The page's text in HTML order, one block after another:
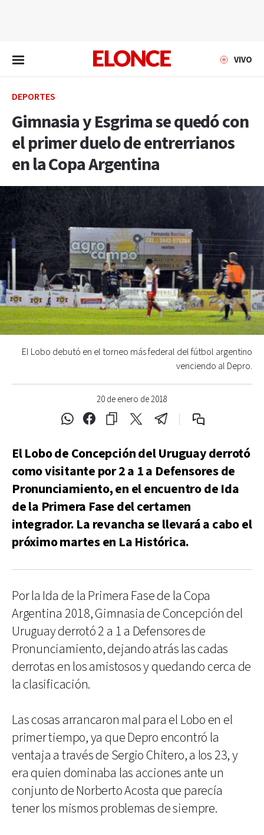
VIVO
DEPORTES
Gimnasia y Esgrima se quedó con
el primer duelo de entrerrianos
en la Copa Argentina
20 de enero de 2018
El Lobo debutó en el torneo más federal del fútbol argentino
venciendo al Depro.
El Lobo de Concepción del Uruguay derrotó
como visitante por 2 a 1 a Defensores de
Pronunciamiento, en el encuentro de Ida
de la Primera Fase del certamen
integrador. La revancha se llevará a cabo el
próximo martes en La Histórica.
Por la Ida de la Primera Fase de la Copa
Argentina 2018, Gimnasia de Concepción del
Uruguay derrotó 2 a 1 a Defensores de
Pronunciamiento, dejando atrás las cadas
derrotas en los amistosos y quedando cerca de
la clasificación.
Las cosas arrancaron mal para el Lobo en el
primer tiempo, ya que Depro encontró la
ventaja a través de Sergio Chitero, a los 23, y
era quien dominaba las acciones ante un
conjunto de Norberto Acosta que parecía
tener los mismos problemas de siempre.